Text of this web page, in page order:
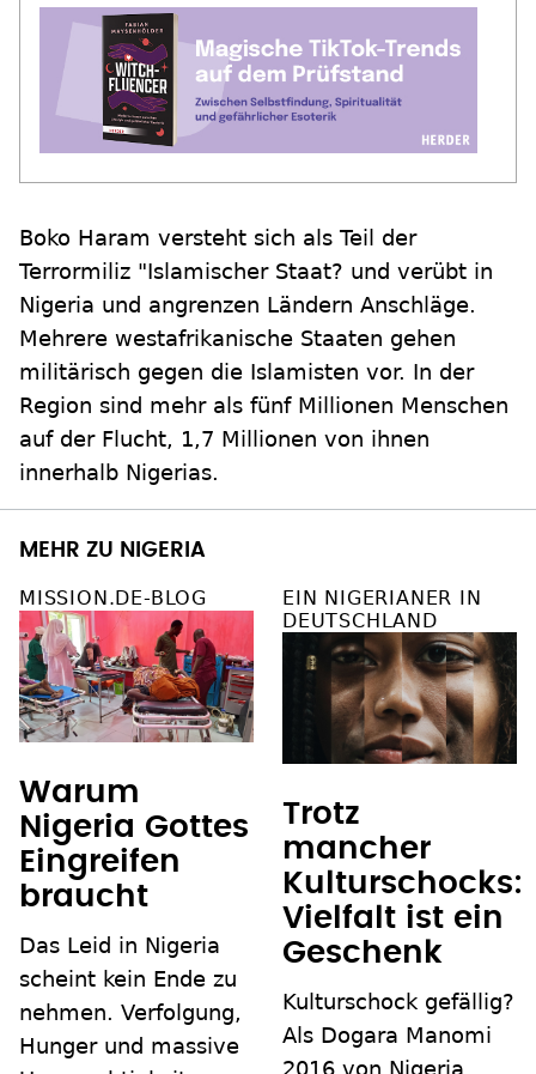
Boko Haram versteht sich als Teil der
Terrormiliz "Islamischer Staat? und verübt in
Nigeria und angrenzen Ländern Anschläge.
Mehrere westafrikanische Staaten gehen
militärisch gegen die Islamisten vor. In der
Region sind mehr als fünf Millionen Menschen
auf der Flucht, 1,7 Millionen von ihnen
innerhalb Nigerias.
MEHR ZU NIGERIA
MISSION.DE-BLOG
Warum
Nigeria Gottes
Eingreifen
braucht
Das Leid in Nigeria
scheint kein Ende zu
nehmen. Verfolgung,
Hunger und massive
EIN NIGERIANER IN
DEUTSCHLAND
Trotz
mancher
Kulturschocks:
Vielfalt ist ein
Geschenk
Kulturschock gefällig?
Als Dogara Manomi
2016 von Nigeria